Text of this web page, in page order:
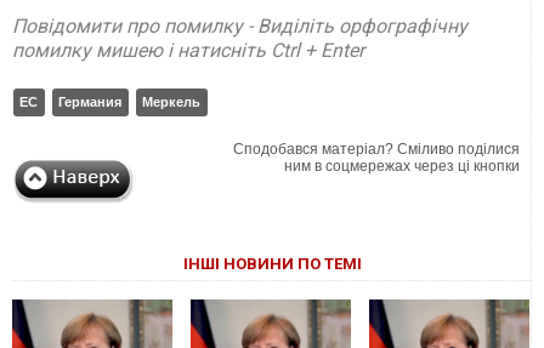
Повідомити про помилку - Виділіть орфографічну
помилку мишею і натисніть Ctrl + Enter
ЕС Германия Меркель
Сподобався матеріал? Сміливо поділися
ним в соцмережах через ці кнопки
ІНШІ НОВИНИ ПО ТЕМІ